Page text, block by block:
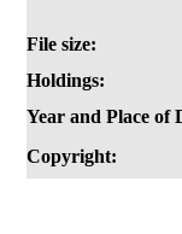
File size:
Holdings:
Year and Place of
Copyright: